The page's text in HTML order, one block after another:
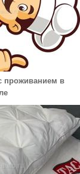
проживанием в